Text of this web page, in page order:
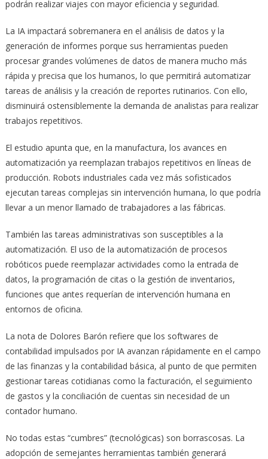
podrán realizar viajes con mayor eficiencia y seguridad.
La IA impactará sobremanera en el análisis de datos y la
generación de informes porque sus herramientas pueden
procesar grandes volúmenes de datos de manera mucho más
rápida y precisa que los humanos, lo que permitirá automatizar
tareas de análisis y la creación de reportes rutinarios. Con ello,
disminuirá ostensiblemente la demanda de analistas para realizar
trabajos repetitivos.
El estudio apunta que, en la manufactura, los avances en
automatización ya reemplazan trabajos repetitivos en líneas de
producción. Robots industriales cada vez más sofisticados
ejecutan tareas complejas sin intervención humana, lo que podría
llevar a un menor llamado de trabajadores a las fábricas.
También las tareas administrativas son susceptibles a la
automatización. El uso de la automatización de procesos
robóticos puede reemplazar actividades como la entrada de
datos, la programación de citas o la gestión de inventarios,
funciones que antes requerían de intervención humana en
entornos de oficina.
La nota de Dolores Barón refiere que los softwares de
contabilidad impulsados por IA avanzan rápidamente en el campo
de las finanzas y la contabilidad básica, al punto de que permiten
gestionar tareas cotidianas como la facturación, el seguimiento
de gastos y la conciliación de cuentas sin necesidad de un
contador humano.
No todas estas “cumbres” (tecnológicas) son borrascosas. La
adopción de semejantes herramientas también generará